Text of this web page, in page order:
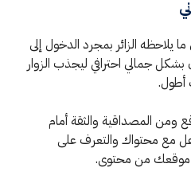
يلاحظه الزائر بمجرد الدخول إلى
جمالي احترافي ليجذب الزوار
أطول.
ومن المصداقية والثقة أمام
مع محتواك والتعرف على
موقعك من محتوى.